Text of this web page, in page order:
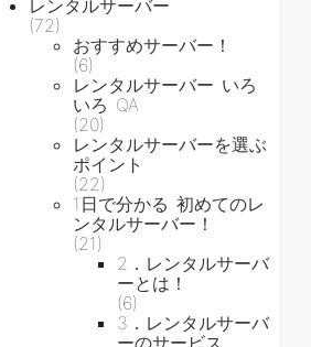
レンタルサーバー
(72)
おすすめサーバー！
(6)
レンタルサーバー いろ
いろ QA
(20)
レンタルサーバーを選ぶ
ポイント
(22)
1日で分かる 初めてのレ
ンタルサーバー！
(21)
2．レンタルサーバ
ーとは！
(6)
3．レンタルサーバ
ーのサービス